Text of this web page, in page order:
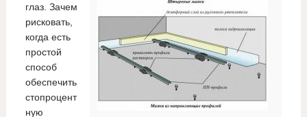
глаз. Зачем
рисковать,
когда есть
простой
способ
обеспечить
стопроцент
ную